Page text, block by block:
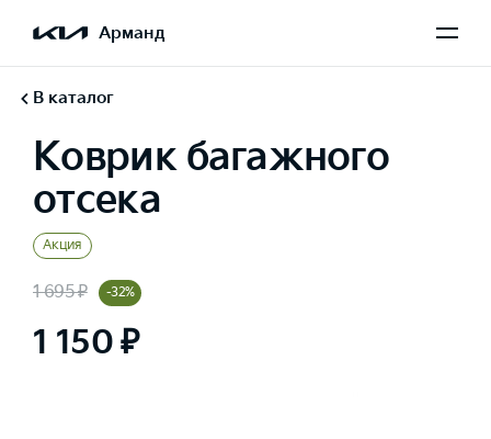
Арманд
В каталог
Коврик багажного
отсека
Акция
1 695 ₽ -32%
1 150 ₽